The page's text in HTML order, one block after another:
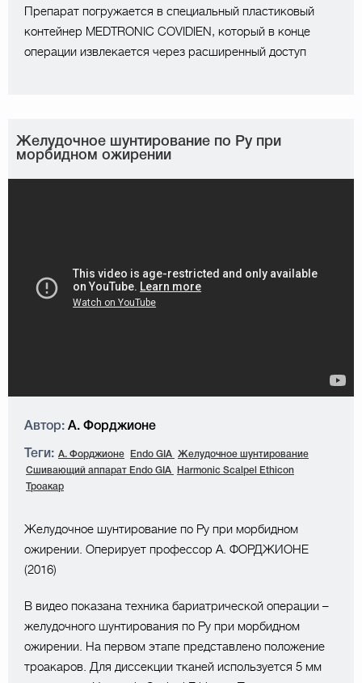
Препарат погружается в специальный пластиковый
контейнер MEDTRONIC COVIDIEN, который в конце
операции извлекается через расширенный доступ
Желудочное шунтирование по Ру при
морбидном ожирении
Автор: А. Форджионе
Теги: А. Форджионе Endo GIA
Желудочное шунтирование
Сшивающий аппарат Endo GIA
Harmonic Scalpel Ethicon
Троакар
Желудочное шунтирование по Ру при морбидном
ожирении. Оперирует профессор А. ФОРДЖИОНЕ
(2016)
В видео показана техника бариатрической операции –
желудочного шунтирования по Ру при морбидном
ожирении. На первом этапе представлено положение
троакаров. Для диссекции тканей используется 5 мм